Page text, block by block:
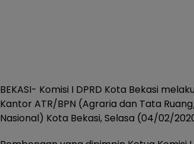
BEKASI- Komisi I DPRD Kota Bekasi
Kantor ATR/BPN (Agraria dan Tata
Nasional) Kota Bekasi, Selasa (04/02/